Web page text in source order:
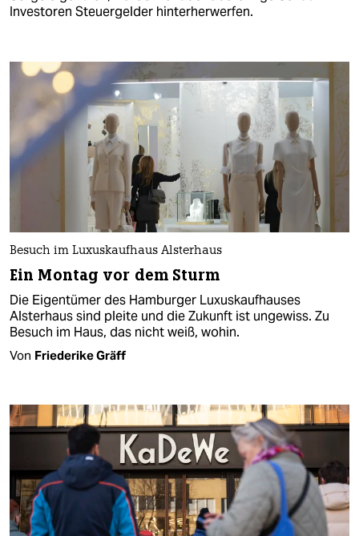
Investoren Steuergelder hinterherwerfen.
Besuch im Luxuskaufhaus Alsterhaus
Ein Montag vor dem Sturm
Die Eigentümer des Hamburger Luxuskaufhauses
Alsterhaus sind pleite und die Zukunft ist ungewiss. Zu
Besuch im Haus, das nicht weiß, wohin.
Von Friederike Gräff